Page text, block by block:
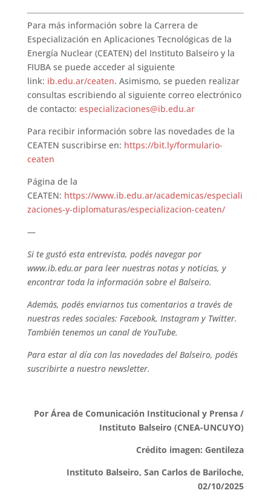
Para más información sobre la Carrera de
Especialización en Aplicaciones Tecnológicas de la
Energía Nuclear (CEATEN) del Instituto Balseiro y la
FIUBA se puede acceder al siguiente
link: ib.edu.ar/ceaten. Asimismo, se pueden realizar
consultas escribiendo al siguiente correo electrónico
de contacto: especializaciones@ib.edu.ar
Para recibir información sobre las novedades de la
CEATEN suscribirse en: https://bit.ly/formulario-
ceaten
Página de la
CEATEN: https://www.ib.edu.ar/academicas/especiali
zaciones-y-diplomaturas/especializacion-ceaten/
—
Si te gustó esta entrevista, podés navegar por
www.ib.edu.ar para leer nuestras notas y noticias, y
encontrar toda la información sobre el Balseiro.
Además, podés enviarnos tus comentarios a través de
nuestras redes sociales: Facebook, Instagram y Twitter.
También tenemos un canal de YouTube.
Para estar al día con las novedades del Balseiro, podés
suscribirte a nuestro newsletter.
Por Área de Comunicación Institucional y Prensa /
Instituto Balseiro (CNEA-UNCUYO)
Crédito imagen: Gentileza
Instituto Balseiro, San Carlos de Bariloche,
02/10/2025